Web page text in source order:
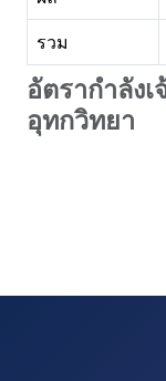
อัตรากำลัง
อุทกวิทยา
รวม